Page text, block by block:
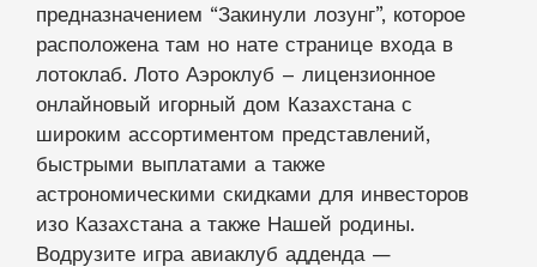
предназначением “Закинули лозунг”, которое
расположена там но нате странице входа в
лотоклаб. Лото Аэроклуб – лицензионное
онлайновый игорный дом Казахстана с
широким ассортиментом представлений,
быстрыми выплатами а также
астрономическими скидками для инвесторов
изо Казахстана а также Нашей родины.
Водрузите игра авиаклуб адденда —